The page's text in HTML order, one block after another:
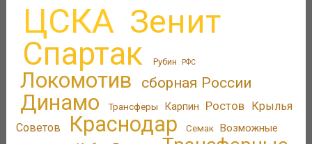
ЦСКА Зенит
Спартак Рубин РФС
Локомотив сборная России
Динамо Трансферы Карпин Ростов Крылья
Советов
Краснодар Семак Возможные